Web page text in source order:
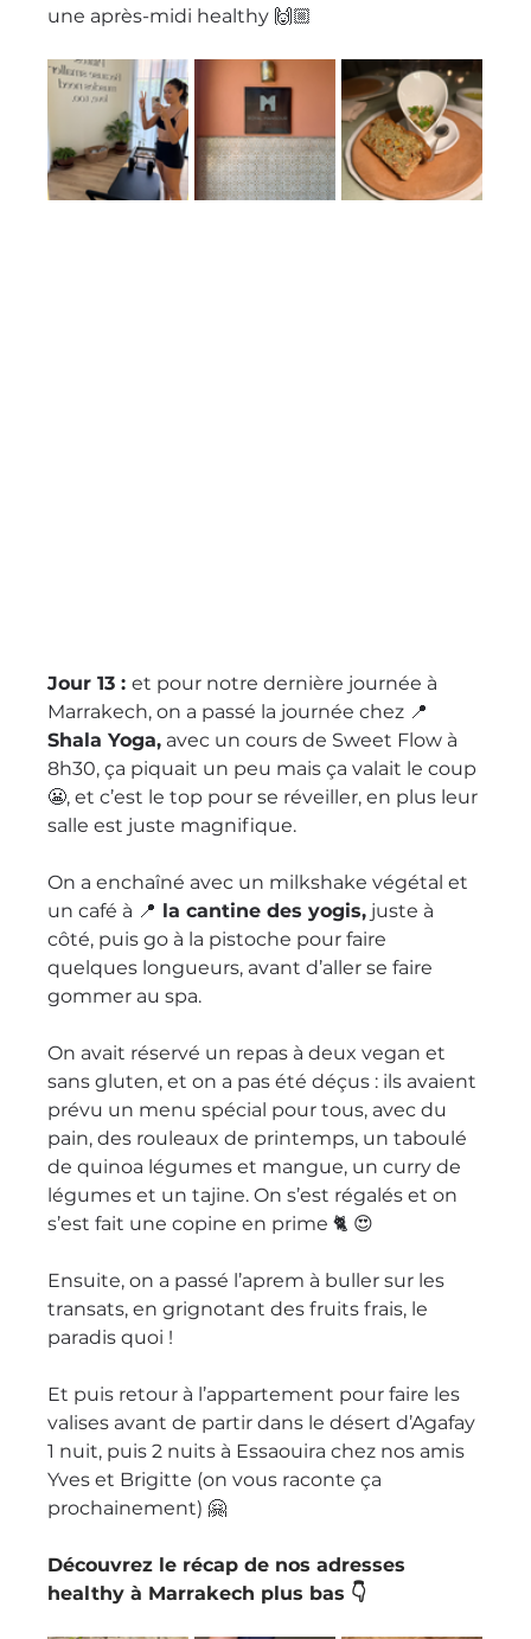
une après-midi healthy 🙌🏼
Jour 13 : et pour notre dernière journée à
Marrakech, on a passé la journée chez 📍
Shala Yoga, avec un cours de Sweet Flow à
8h30, ça piquait un peu mais ça valait le coup
😬, et c’est le top pour se réveiller, en plus leur
salle est juste magnifique.
On a enchaîné avec un milkshake végétal et
un café à 📍 la cantine des yogis, juste à
côté, puis go à la pistoche pour faire
quelques longueurs, avant d’aller se faire
gommer au spa.
On avait réservé un repas à deux vegan et
sans gluten, et on a pas été déçus : ils avaient
prévu un menu spécial pour tous, avec du
pain, des rouleaux de printemps, un taboulé
de quinoa légumes et mangue, un curry de
légumes et un tajine. On s’est régalés et on
s’est fait une copine en prime 🐈 😍
Ensuite, on a passé l’aprem à buller sur les
transats, en grignotant des fruits frais, le
paradis quoi !
Et puis retour à l’appartement pour faire les
valises avant de partir dans le désert d’Agafay
1 nuit, puis 2 nuits à Essaouira chez nos amis
Yves et Brigitte (on vous raconte ça
prochainement) 🤗
Découvrez le récap de nos adresses
healthy à Marrakech plus bas 👇